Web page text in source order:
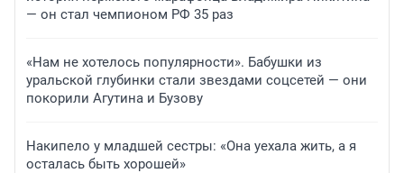
— он стал чемпионом РФ 35 раз
«Нам не хотелось популярности». Бабушки из
уральской глубинки стали звездами соцсетей — они
покорили Агутина и Бузову
Накипело у младшей сестры: «Она уехала жить, а я
осталась быть хорошей»